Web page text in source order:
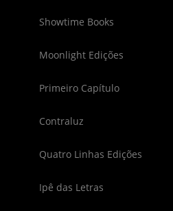
Showtime Books
Moonlight Edições
Primeiro Capítulo
Contraluz
Quatro Linhas Edições
Ipê das Letras